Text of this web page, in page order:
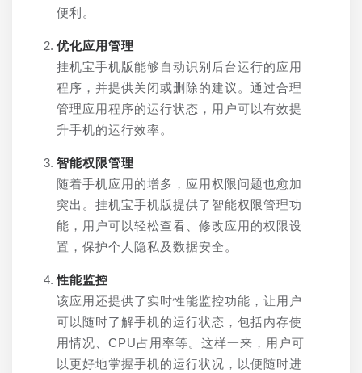
便利。
优化应用管理
挂机宝手机版能够自动识别后台运行的应用
程序，并提供关闭或删除的建议。通过合理
管理应用程序的运行状态，用户可以有效提
升手机的运行效率。
智能权限管理
随着手机应用的增多，应用权限问题也愈加
突出。挂机宝手机版提供了智能权限管理功
能，用户可以轻松查看、修改应用的权限设
置，保护个人隐私及数据安全。
性能监控
该应用还提供了实时性能监控功能，让用户
可以随时了解手机的运行状态，包括内存使
用情况、CPU占用率等。这样一来，用户可
以更好地掌握手机的运行状况，以便随时进